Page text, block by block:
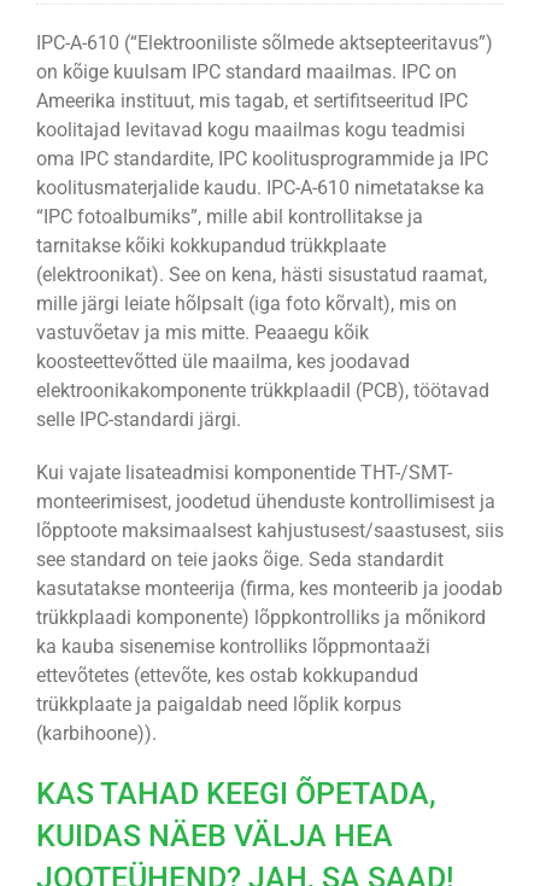
IPC-A-610 (“Elektrooniliste sõlmede aktsepteeritavus”)
on kõige kuulsam IPC standard maailmas. IPC on
Ameerika instituut, mis tagab, et sertifitseeritud IPC
koolitajad levitavad kogu maailmas kogu teadmisi
oma IPC standardite, IPC koolitusprogrammide ja IPC
koolitusmaterjalide kaudu. IPC-A-610 nimetatakse ka
“IPC fotoalbumiks”, mille abil kontrollitakse ja
tarnitakse kõiki kokkupandud trükkplaate
(elektroonikat). See on kena, hästi sisustatud raamat,
mille järgi leiate hõlpsalt (iga foto kõrvalt), mis on
vastuvõetav ja mis mitte. Peaaegu kõik
koosteettevõtted üle maailma, kes joodavad
elektroonikakomponente trükkplaadil (PCB), töötavad
selle IPC-standardi järgi.
Kui vajate lisateadmisi komponentide THT-/SMT-
monteerimisest, joodetud ühenduste kontrollimisest ja
lõpptoote maksimaalsest kahjustusest/saastusest, siis
see standard on teie jaoks õige. Seda standardit
kasutatakse monteerija (firma, kes monteerib ja joodab
trükkplaadi komponente) lõppkontrolliks ja mõnikord
ka kauba sisenemise kontrolliks lõppmontaaži
ettevõtetes (ettevõte, kes ostab kokkupandud
trükkplaate ja paigaldab need lõplik korpus
(karbihoone)).
KAS TAHAD KEEGI ÕPETADA,
KUIDAS NÄEB VÄLJA HEA
JOOTEÜHEND? JAH, SA SAAD!